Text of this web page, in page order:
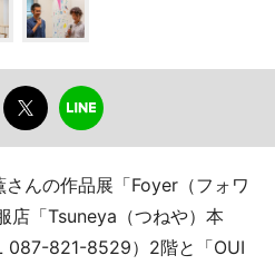
んの作品展「Foyer（フォワ
店「Tsuneya（つねや）本
087-821-8529）2階と「OUI